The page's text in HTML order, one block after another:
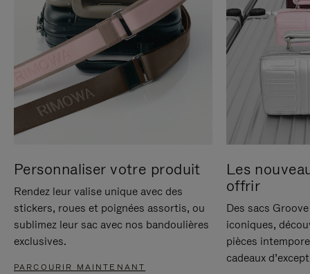
Personnaliser votre produit
Rendez leur valise unique avec des
stickers, roues et poignées assortis, ou
sublimez leur sac avec nos bandoulières
exclusives.
PARCOURIR MAINTENANT
Les
offrir
Des sacs
iconiques,
pièces
cadeaux